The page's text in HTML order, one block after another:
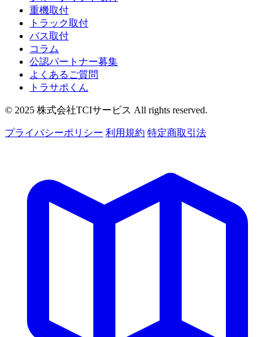
重機取付
トラック取付
バス取付
コラム
公認パートナー募集
よくあるご質問
トラサポくん
© 2025 株式会社TCIサービス All rights reserved.
プライバシーポリシー 利用規約 特定商取引法